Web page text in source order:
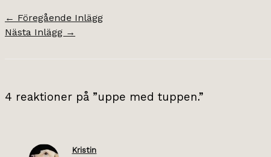
← Föregående Inlägg
Nästa Inlägg →
4 reaktioner på ”uppe med tuppen.”
Kristin